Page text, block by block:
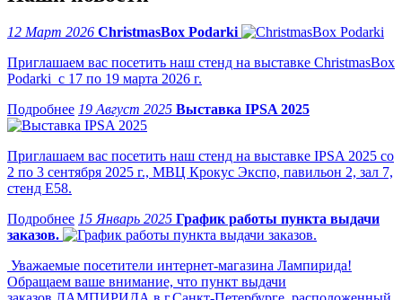
12 Март 2026 ChristmasBox Podarki
Приглашаем вас посетить наш стенд на выставке ChristmasBox
Podarki с 17 по 19 марта 2026 г.
19 Август 2025 Выставка IPSA 2025
Приглашаем вас посетить наш стенд на выставке IPSA 2025 со
2 по 3 сентября 2025 г., МВЦ Крокус Экспо, павильон 2, зал 7,
стенд Е58.
15 Январь 2025 График работы пункта выдачи
заказов.
Уважаемые посетители интернет-магазина Лампирида!
Обращаем ваше внимание, что пункт выдачи